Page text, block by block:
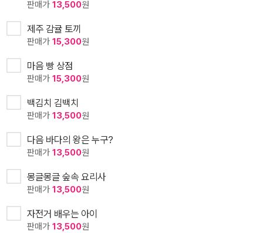
판매가 13,500원
제주 감귤 토끼
판매가 15,300원
마음 빵 상점
판매가 15,300원
백김치 김백치
판매가 13,500원
다음 바다의 왕은 누구?
판매가 13,500원
몽글몽글 숲속 요리사
판매가 13,500원
자전거 배우는 아이
판매가 13,500원